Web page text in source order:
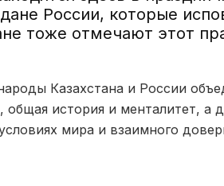
России, которые
тоже отмечают этот
Казахстана и России
история и менталитет, а
мира и взаимного